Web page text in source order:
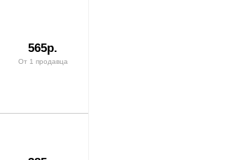
565р.
От 1 продавца